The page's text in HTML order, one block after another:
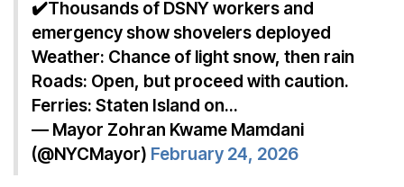
✔️Thousands of DSNY workers and
emergency show shovelers deployed
Weather: Chance of light snow, then rain
Roads: Open, but proceed with caution.
Ferries: Staten Island on…
— Mayor Zohran Kwame Mamdani
(@NYCMayor) February 24, 2026